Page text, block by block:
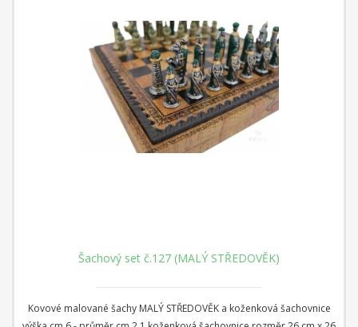
Šachový set č.127 (MALÝ STŘEDOVĚK)
Kovové malované šachy MALÝ STŘEDOVĚK a koženková šachovnice